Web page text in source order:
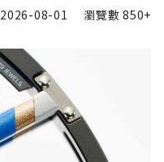
2026-08-01 瀏覽數850+